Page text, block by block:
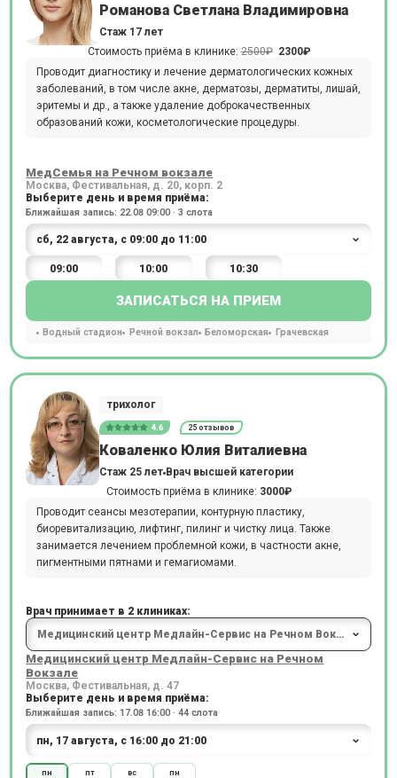
Романова Светлана Владимировна
Стаж 17 лет
Стоимость приёма в клинике:2500₽ 2300₽
Проводит диагностику и лечение дерматологических кожных
заболеваний, в том числе акне, дерматозы, дерматиты, лишай,
эритемы и др., а также удаление доброкачественных
образований кожи, косметологические процедуры.
МедСемья на Речном вокзале
Москва, Фестивальная, д. 20, корп. 2
Выберите день и время приёма:
Ближайшая запись: 22.08 09:00 · 3 слота
09:00 10:00 10:30
ЗАПИСАТЬСЯ НА ПРИЕМ
Водный стадион Речной вокзал Беломорская Грачевская
трихолог
4.6 25 отзывов
Коваленко Юлия Виталиевна
Стаж 25 лет Врач высшей категории
Стоимость приёма в клинике: 3000₽
Проводит сеансы мезотерапии, контурную пластику,
биоревитализацию, лифтинг, пилинг и чистку лица. Также
занимается лечением проблемной кожи, в частности акне,
пигментными пятнами и гемагиомами.
Врач принимает в 2 клиниках:
Медицинский центр Медлайн-Сервис на Речном
Вокзале
Москва, Фестивальная, д. 47
Выберите день и время приёма:
Ближайшая запись: 17.08 16:00 · 44 слота
пн пт вс пн